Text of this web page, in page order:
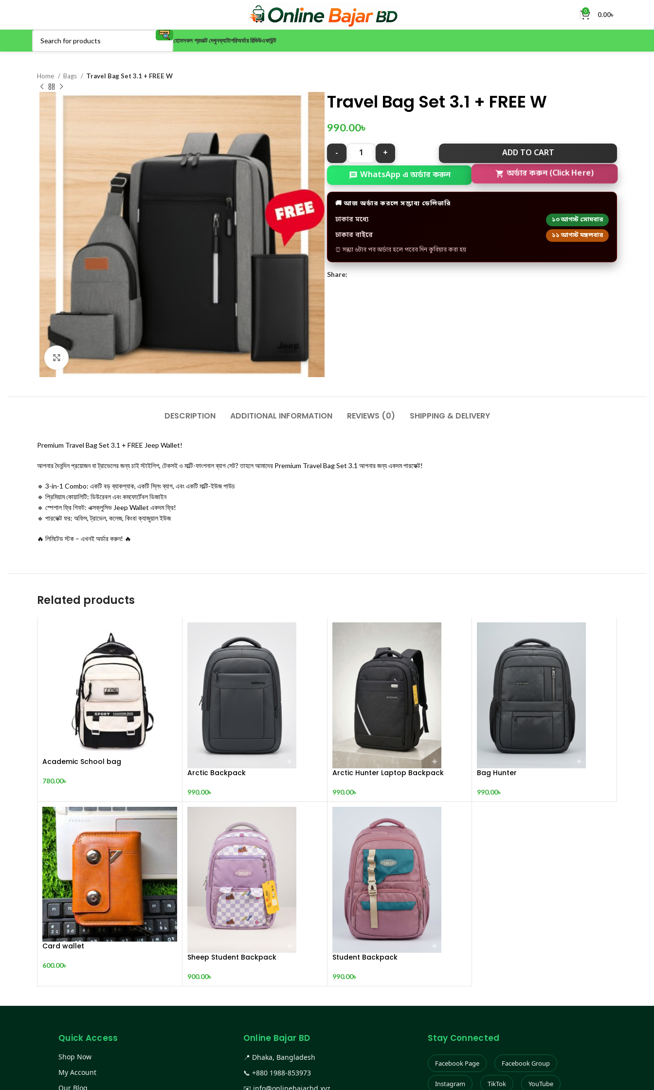
0 0.00৳
হোমসকল প্রডাক্ট দেখুনক্যাটাগরিঅর্ডার রিভিউএকাউন্ট
Home Bags Travel Bag Set 3.1 + FREE W
Click to enlarge
Travel Bag Set 3.1 + FREE W
990.00৳
ADD TO CART
WhatsApp এ অর্ডার করুন অর্ডার করুন (Click Here)
🚚 আজ অর্ডার করলে সম্ভাব্য ডেলিভারি
ঢাকার মধ্যে ১০ আগস্ট সোমবার
ঢাকার বাইরে ১১ আগস্ট মঙ্গলবার
⏰ সন্ধ্যা ৬টার পর অর্ডার হলে পরের দিন কুরিয়ার করা হয়
Share:
DESCRIPTION ADDITIONAL INFORMATION REVIEWS (0) SHIPPING & DELIVERY
Premium Travel Bag Set 3.1 + FREE Jeep Wallet!
আপনার দৈনন্দিন প্রয়োজন বা ট্রাভেলের জন্য চাই স্টাইলিশ, টেকসই ও মাল্টি-ফাংশনাল ব্যাগ সেট? তাহলে আমাদের Premium Travel Bag Set 3.1 আপনার জন্য একদম পারফেক্ট!
🔹 3-in-1 Combo: একটি বড় ব্যাকপ্যাক, একটি স্লিং ব্যাগ, এবং একটি মাল্টি-ইউজ পাউচ
🔹 প্রিমিয়াম কোয়ালিটি: ডিউরেবল এবং কমফোর্টেবল ডিজাইন
🔹 স্পেশাল ফ্রি গিফট: এক্সক্লুসিভ Jeep Wallet একদম ফ্রি!
🔹 পারফেক্ট ফর: অফিস, ট্রাভেল, কলেজ, কিংবা ক্যাজুয়াল ইউজ
🔥 লিমিটেড স্টক – এখনই অর্ডার করুন! 🔥
Related products
Academic School bag
780.00৳
Arctic Backpack
990.00৳
Arctic Hunter Laptop Backpack
990.00৳
Bag Hunter
990.00৳
Card wallet
600.00৳
Sheep Student Backpack
900.00৳
Student Backpack
990.00৳
Quick Access
Shop Now
My Account
Our Blog
Online Bajar BD
📍 Dhaka, Bangladesh
📞 +880 1988-853973
Stay Connected
Facebook Page Facebook Group
Instagram TikTok YouTube